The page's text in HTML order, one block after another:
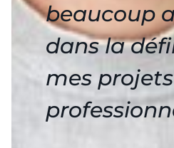
beaucoup
dans la
mes projets